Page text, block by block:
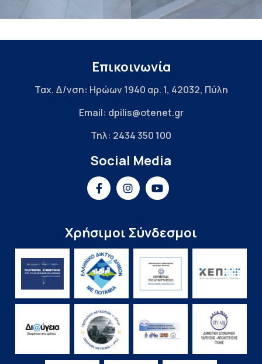
Επικοινωνία
Ταχ. Δ/νση: Ηρώων 1940 αρ. 1, 42032, Πύλη
Email: dpilis@otenet.gr
Τηλ: 2434 350 100
Social Media
Χρήσιμοι Σύνδεσμοι